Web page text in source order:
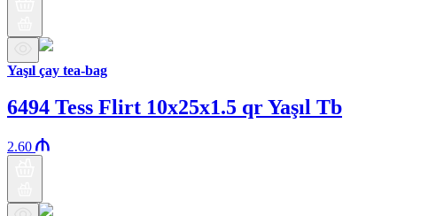
Yaşıl çay tea-bag
6494 Tess Flirt 10x25x1.5 qr Yaşıl Tb
2.60